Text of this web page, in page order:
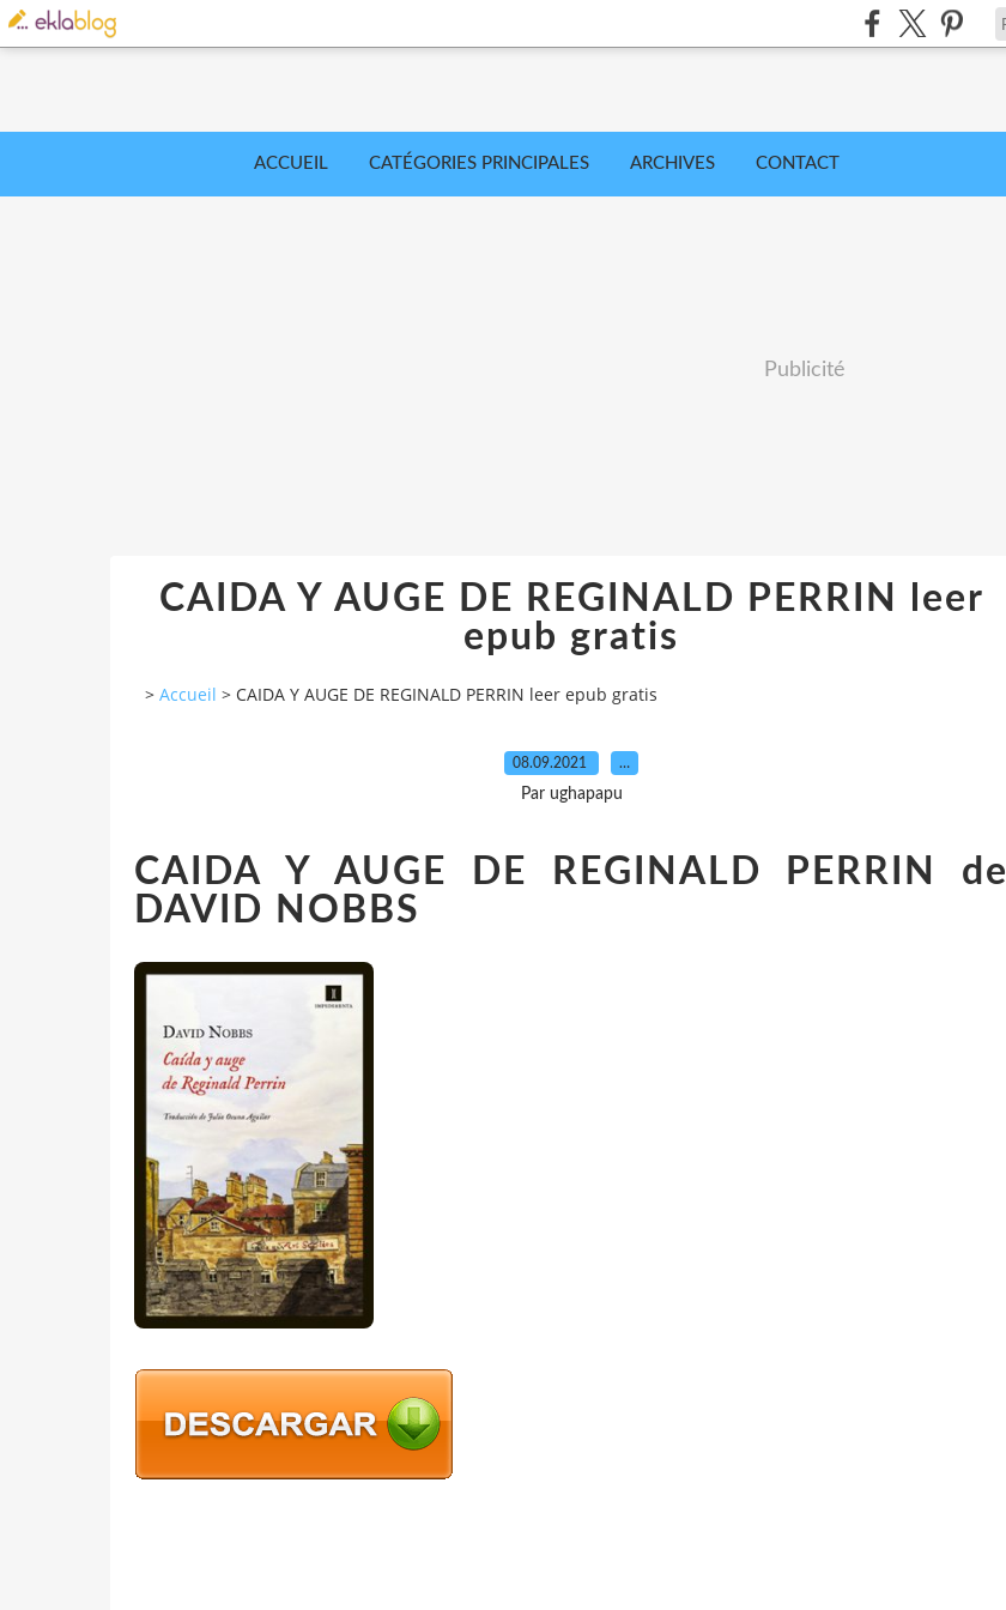
ACCUEIL CATÉGORIES PRINCIPALES ARCHIVES CONTACT
Publicité
CAIDA Y AUGE DE REGINALD PERRIN leer
epub gratis
> Accueil > CAIDA Y AUGE DE REGINALD PERRIN leer epub gratis
08.09.2021 …
Par ughapapu
CAIDA Y AUGE DE REGINALD PERRIN de
DAVID NOBBS